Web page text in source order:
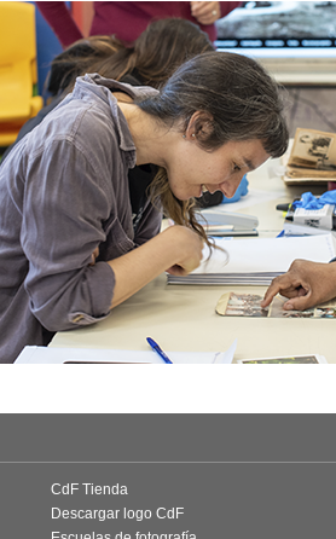
CdF Tienda
Descargar logo CdF